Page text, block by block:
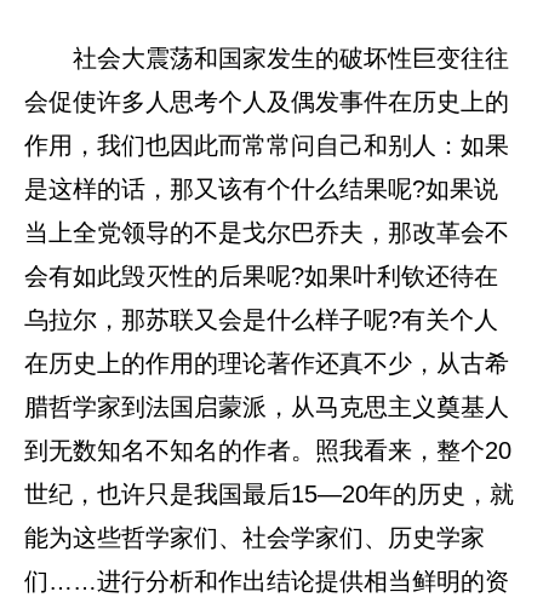
社会大震荡和国家发生的破坏性巨变往往
会促使许多人思考个人及偶发事件在历史上的
作用，我们也因此而常常问自己和别人：如果
是这样的话，那又该有个什么结果呢?如果说
当上全党领导的不是戈尔巴乔夫，那改革会不
会有如此毁灭性的后果呢?如果叶利钦还待在
乌拉尔，那苏联又会是什么样子呢?有关个人
在历史上的作用的理论著作还真不少，从古希
腊哲学家到法国启蒙派，从马克思主义奠基人
到无数知名不知名的作者。照我看来，整个20
世纪，也许只是我国最后15—20年的历史，就
能为这些哲学家们、社会学家们、历史学家
们……进行分析和作出结论提供相当鲜明的资